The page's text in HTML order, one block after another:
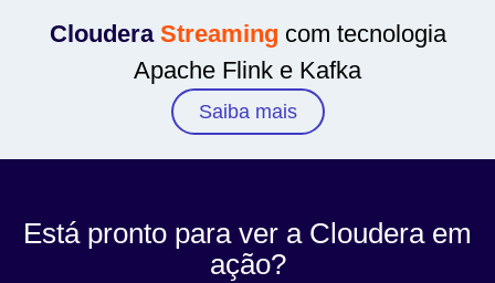
Cloudera Streaming com tecnologia
Apache Flink e Kafka
Saiba mais
Está pronto para ver a Cloudera em
ação?